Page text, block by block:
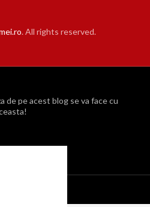
. All rights reserved.
de pe acest blog se va face cu